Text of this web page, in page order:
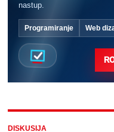
nastup.
Programiranje Web
DISKUSIJA